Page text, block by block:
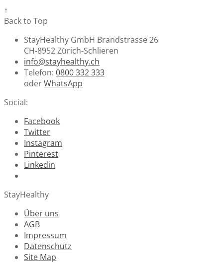
↑
Back to Top
StayHealthy GmbH Brandstrasse 26
CH-8952 Zürich-Schlieren
info@stayhealthy.ch
Telefon: 0800 332 333
oderWhatsApp
Social:
Facebook
Twitter
Instagram
Pinterest
Linkedin
StayHealthy
Über uns
AGB
Impressum
Datenschutz
Site Map